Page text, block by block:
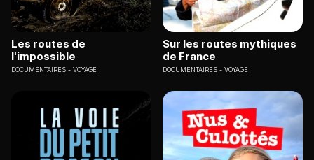
Les routes de
l'impossible
DOCUMENTAIRES VOYAGE
Sur les routes mythiques
de France
DOCUMENTAIRES VOYAGE